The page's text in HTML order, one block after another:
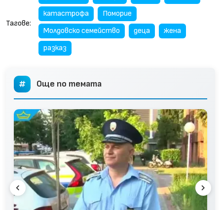
Тагове:
катастрофа
Поморие
Молдовско семейство
деца
жена
разказ
Още по темата